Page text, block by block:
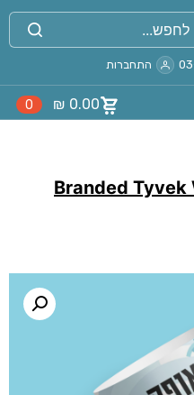
התחברות
₪ 0.00
0
Branded